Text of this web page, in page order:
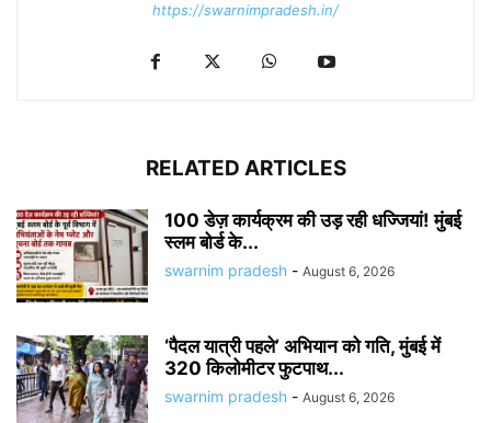
https://swarnimpradesh.in/
RELATED ARTICLES
100 डेज़ कार्यक्रम की उड़ रही धज्जियां! मुंबई
स्लम बोर्ड के...
swarnim pradesh - August 6, 2026
‘पैदल यात्री पहले’ अभियान को गति, मुंबई में
320 किलोमीटर फुटपाथ...
swarnim pradesh - August 6, 2026